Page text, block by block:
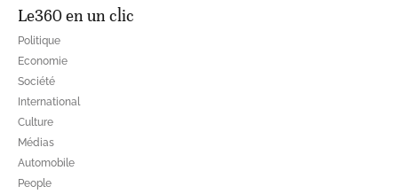
Le360 en un clic
Politique
Economie
Société
International
Culture
Médias
Automobile
People